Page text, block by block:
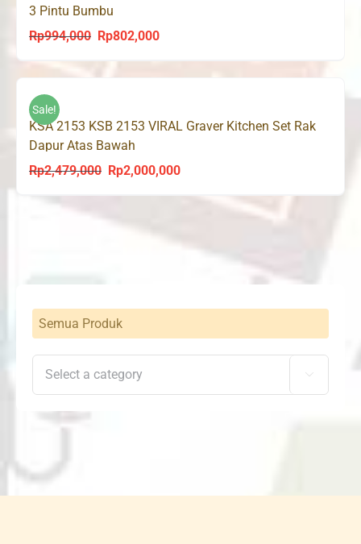
3 Pintu Bumbu
Rp994,000
Original
was:
Rp802,000Current
is:
Sale!
KSA 2153 KSB 2153 VIRAL Graver Kitchen Set Rak
Dapur Atas Bawah
Rp2,479,000
Original
Rp2,000,000Current
Semua Produk
